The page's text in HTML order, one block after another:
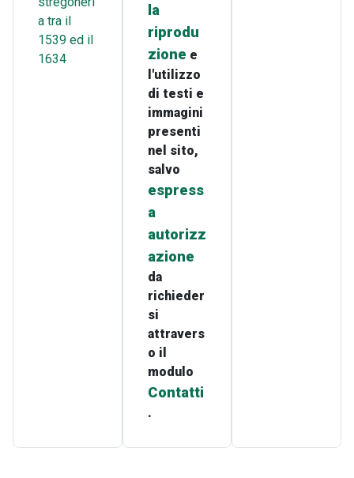
a tra il
1539 ed il
1634
la
riprodu
zione e
l'utilizzo
di testi e
immagini
presenti
nel sito,
salvo
espress
a
autorizz
azione
da
richieder
si
attravers
o il
modulo
Contatti
.